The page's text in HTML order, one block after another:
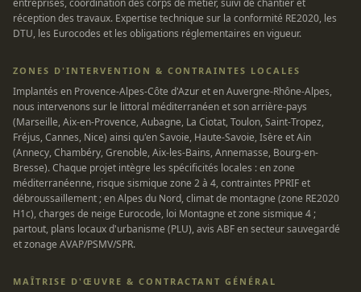
entreprises, coordination des corps de métier, suivi de chantier et
réception des travaux. Expertise technique sur la conformité RE2020, les
DTU, les Eurocodes et les obligations réglementaires en vigueur.
ZONES D'INTERVENTION & CONTRAINTES LOCALES
Implantés en Provence-Alpes-Côte d'Azur et en Auvergne-Rhône-Alpes,
nous intervenons sur le littoral méditerranéen et son arrière-pays
(Marseille, Aix-en-Provence, Aubagne, La Ciotat, Toulon, Saint-Tropez,
Fréjus, Cannes, Nice) ainsi qu'en Savoie, Haute-Savoie, Isère et Ain
(Annecy, Chambéry, Grenoble, Aix-les-Bains, Annemasse, Bourg-en-
Bresse). Chaque projet intègre les spécificités locales : en zone
méditerranéenne, risque sismique zone 2 à 4, contraintes PPRIF et
débroussaillement ; en Alpes du Nord, climat de montagne (zone RE2020
H1c), charges de neige Eurocode, loi Montagne et zone sismique 4 ;
partout, plans locaux d'urbanisme (PLU), avis ABF en secteur sauvegardé
et zonage AVAP/PSMV/SPR.
MAÎTRISE D'ŒUVRE & CONTRACTANT GÉNÉRAL